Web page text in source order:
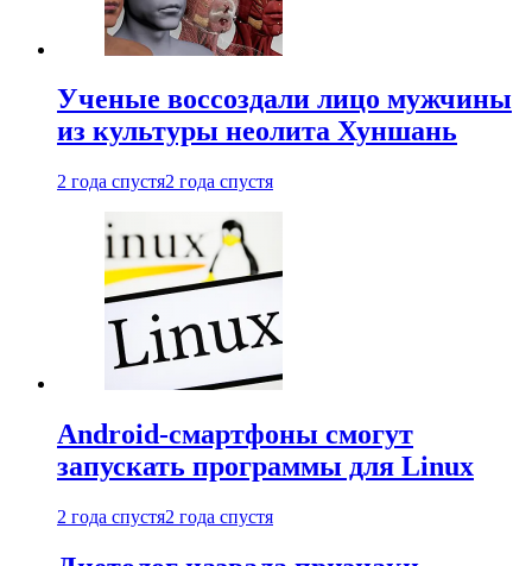
Ученые воссоздали лицо мужчины
из культуры неолита Хуншань
2 года спустя2 года спустя
Android-смартфоны смогут
запускать программы для Linux
2 года спустя2 года спустя